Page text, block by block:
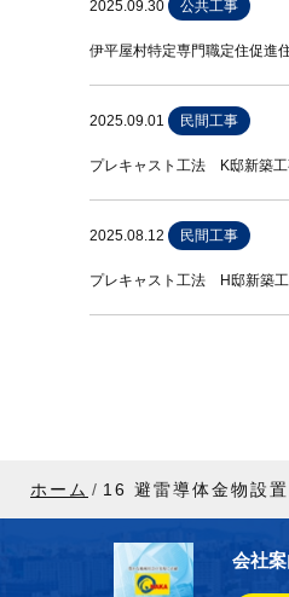
2025.09.30 公共工事
伊平屋村特定専門職定住促進
2025.09.01 民間工事
プレキャスト工法 K邸新築
2025.08.12 民間工事
プレキャスト工法 H邸新築
ホーム 16 避雷導体金物設
会社